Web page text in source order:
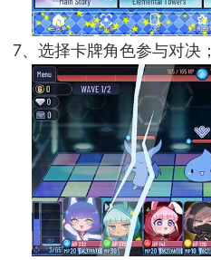
7、选择卡牌角色参与对决；